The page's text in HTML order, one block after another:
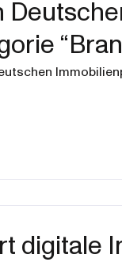
digitale